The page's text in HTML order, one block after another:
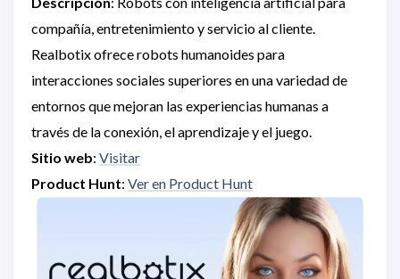
compañía, entretenimiento y servicio al cliente.
Realbotix ofrece robots humanoides para
interacciones sociales superiores en una variedad de
entornos que mejoran las experiencias humanas a
través de la conexión, el aprendizaje y el juego.
Sitio web: Visitar
Product Hunt: Ver en Product Hunt